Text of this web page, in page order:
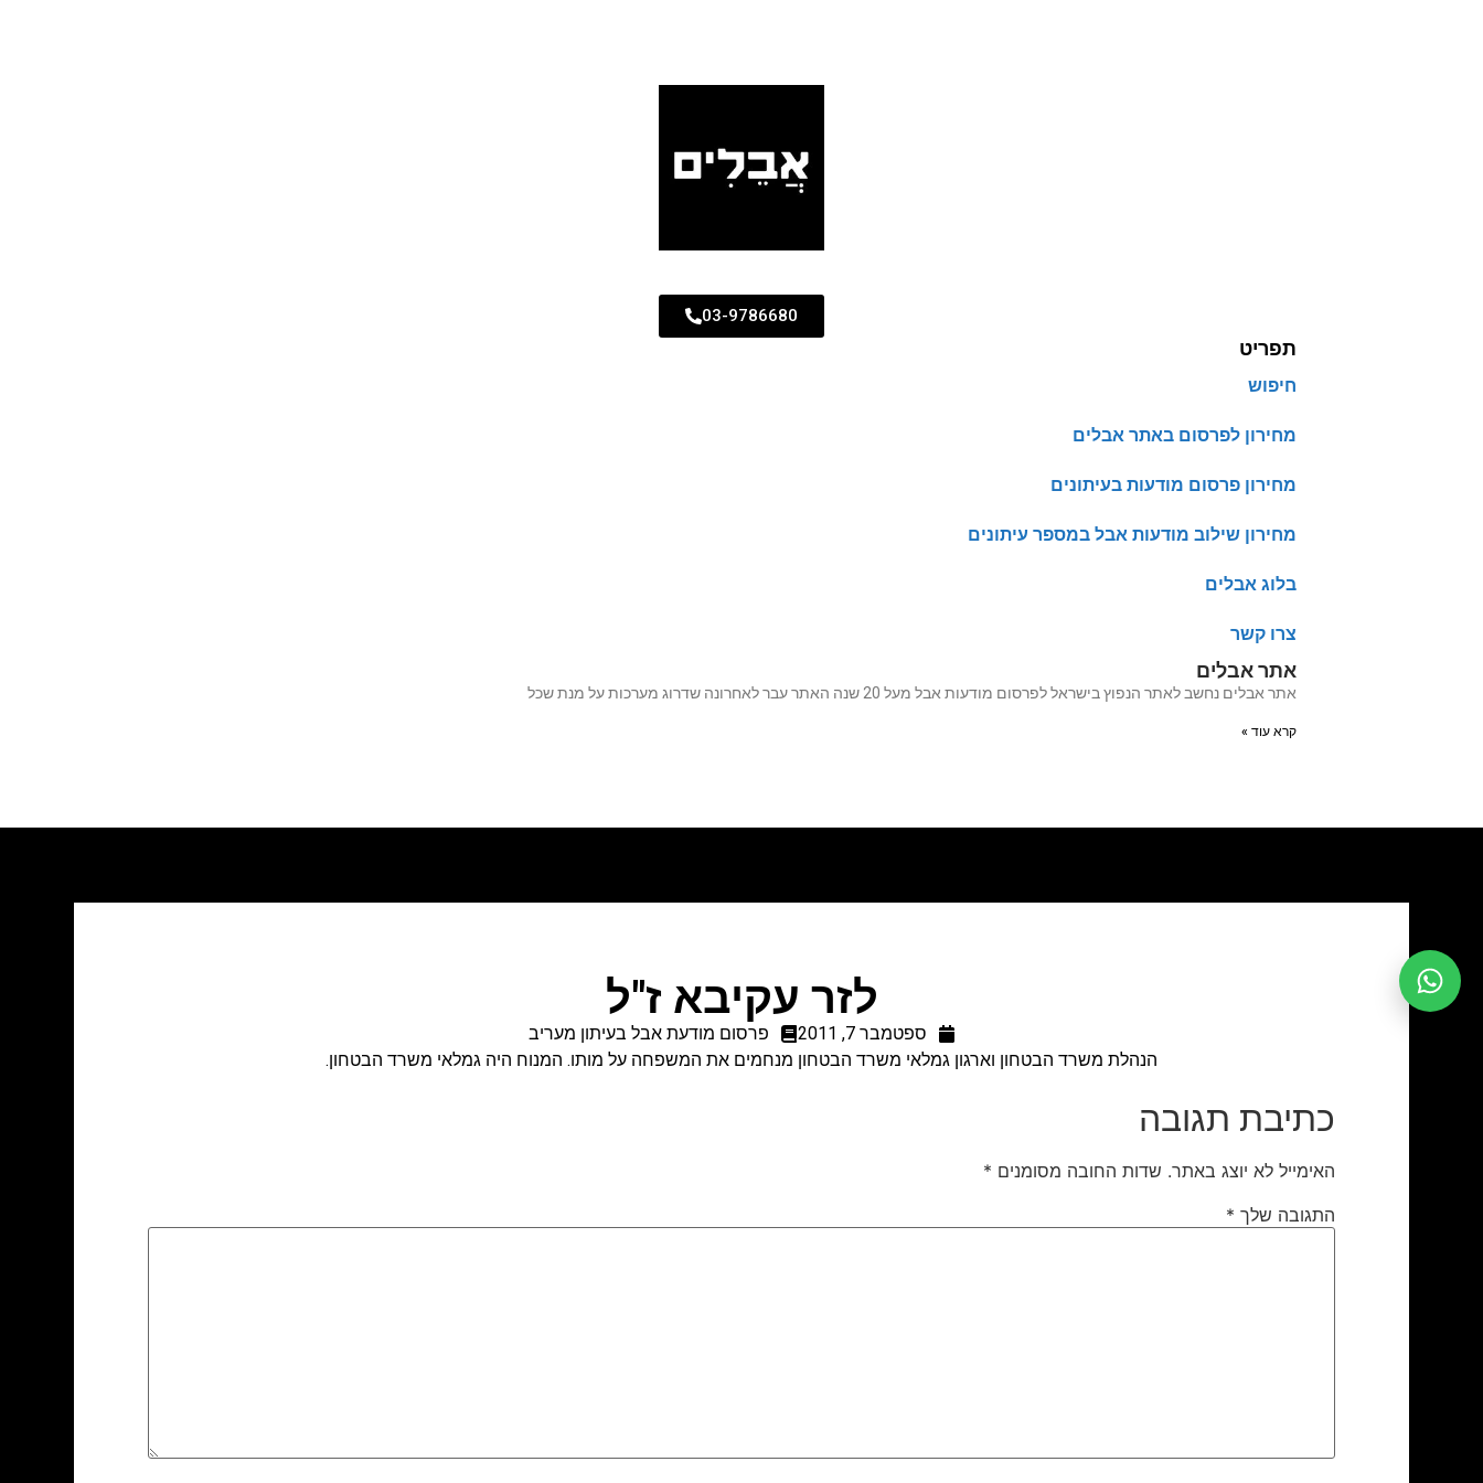
03-9786680
תפריט
חיפוש
מחירון לפרסום באתר אבלים
מחירון פרסום מודעות בעיתונים
מחירון שילוב מודעות אבל במספר עיתונים
בלוג אבלים
צרו קשר
אתר אבלים
אתר אבלים נחשב לאתר הנפוץ בישראל לפרסום מודעות אבל מעל 20 שנה האתר עבר לאחרונה שדרוג מערכות על מנת שכל
קרא עוד »
לזר עקיבא ז"ל
ספטמבר 7, 2011
פרסום מודעת אבל בעיתון מעריב
הנהלת משרד הבטחון וארגון גמלאי משרד הבטחון מנחמים את המשפחה על מותו. המנוח היה גמלאי משרד הבטחון.
כתיבת תגובה
האימייל לא יוצג באתר. שדות החובה מסומנים *
התגובה שלך *